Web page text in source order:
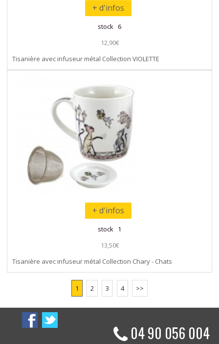
+ d'infos
stock 6
12,90€
Tisanière avec infuseur métal Collection VIOLETTE
+ d'infos
stock 1
13,50€
Tisanière avec infuseur métal Collection Chary - Chats
1 2 3 4 >>
04 90 056 004